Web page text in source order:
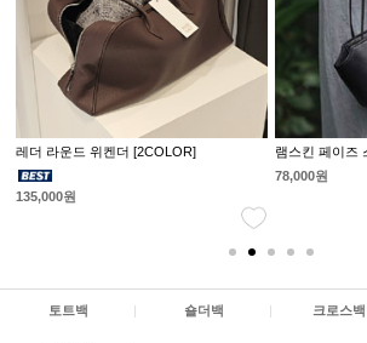
룩 레더 볼링 숄더 [2COLOR]
92,000원
모네 버튼 미
52,000원
토트백 | 숄더백 | 크로스백